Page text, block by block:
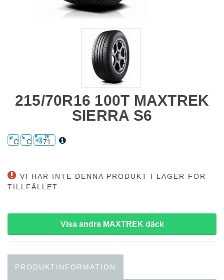
215/70R16 100T MAXTREK
SIERRA S6
C C 71
VI HAR INTE DENNA PRODUKT I LAGER FÖR
TILLFÄLLET.
Visa andra MAXTREK däck
PRODUKTINFORMATION